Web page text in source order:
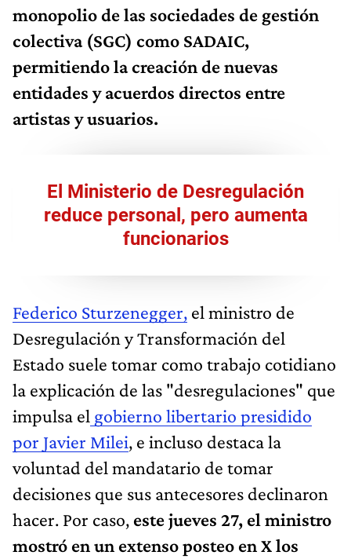
monopolio de las sociedades de gestión
colectiva (SGC) como SADAIC,
permitiendo la creación de nuevas
entidades y acuerdos directos entre
artistas y usuarios.
El Ministerio de Desregulación
reduce personal, pero aumenta
funcionarios
Federico Sturzenegger, el ministro de
Desregulación y Transformación del
Estado suele tomar como trabajo cotidiano
la explicación de las "desregulaciones" que
impulsa el gobierno libertario presidido
por Javier Milei, e incluso destaca la
voluntad del mandatario de tomar
decisiones que sus antecesores declinaron
hacer. Por caso, este jueves 27, el ministro
mostró en un extenso posteo en X los